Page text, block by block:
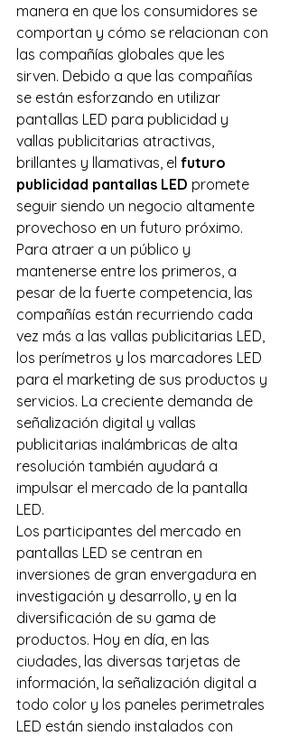
manera en que los consumidores se
comportan y cómo se relacionan con
las compañías globales que les
sirven. Debido a que las compañías
se están esforzando en utilizar
pantallas LED para publicidad y
vallas publicitarias atractivas,
brillantes y llamativas, el futuro
publicidad pantallas LED promete
seguir siendo un negocio altamente
provechoso en un futuro próximo.
Para atraer a un público y
mantenerse entre los primeros, a
pesar de la fuerte competencia, las
compañías están recurriendo cada
vez más a las vallas publicitarias LED,
los perímetros y los marcadores LED
para el marketing de sus productos y
servicios. La creciente demanda de
señalización digital y vallas
publicitarias inalámbricas de alta
resolución también ayudará a
impulsar el mercado de la pantalla
LED.
Los participantes del mercado en
pantallas LED se centran en
inversiones de gran envergadura en
investigación y desarrollo, y en la
diversificación de su gama de
productos. Hoy en día, en las
ciudades, las diversas tarjetas de
información, la señalización digital a
todo color y los paneles perimetrales
LED están siendo instalados con